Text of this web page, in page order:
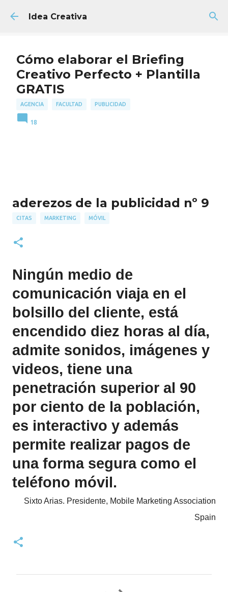
Ir al contenido principal
Idea Creativa
Cómo elaborar el Briefing
Creativo Perfecto + Plantilla
GRATIS
AGENCIA FACULTAD PUBLICIDAD
18
aderezos de la publicidad nº 9
CITAS MARKETING MÓVIL
Ningún medio de
comunicación viaja en el
bolsillo del cliente, está
encendido diez horas al día,
admite sonidos, imágenes y
videos, tiene una
penetración superior al 90
por ciento de la población,
es interactivo y además
permite realizar pagos de
una forma segura como el
teléfono móvil.
Sixto Arias. Presidente, Mobile Marketing Association
Spain